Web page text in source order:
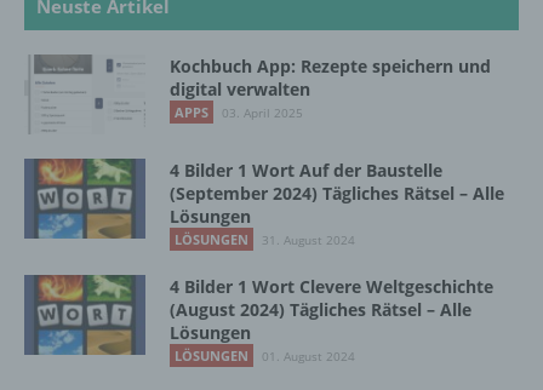
Neuste Artikel
Kochbuch App: Rezepte speichern und
digital verwalten
APPS 03. April 2025
4 Bilder 1 Wort Auf der Baustelle
(September 2024) Tägliches Rätsel – Alle
Lösungen
LÖSUNGEN 31. August 2024
4 Bilder 1 Wort Clevere Weltgeschichte
(August 2024) Tägliches Rätsel – Alle
Lösungen
LÖSUNGEN 01. August 2024
mehreren besonderen Merkmalen, die
Ausdruck der physischen, physiologischen,
genetischen, psychischen, wirtschaftlichen,
kulturellen oder sozialen Identität dieser
natürlichen Person sind, identifiziert werden
b) betroffene Person
identifizierbare natürliche Person, deren
personenbezogene Daten von dem für die
Verarbeitung Verantwortlichen verarbeitet
werden.